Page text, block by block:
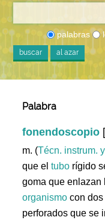
palabras
buscar al azar
Palabra
fonendoscopio
m. (Técn. instrum.
que eltubo rígido
goma que enlazan
organismo con
perforados que se